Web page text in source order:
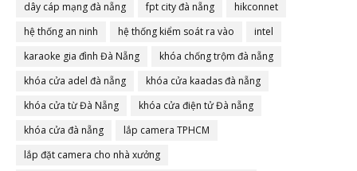
dây cáp mạng đà nẵng
fpt city đà nẵng
hikconnet
hệ thống an ninh
hệ thống kiểm soát ra vào
intel
karaoke gia đình Đà Nẵng
khóa chống trộm đà nẵng
khóa cửa adel đà nẵng
khóa cửa kaadas đà nẵng
khóa cửa từ Đà Nẵng
khóa cửa điện tử Đà nẵng
khóa cửa đà nẵng
lắp camera TPHCM
lắp đặt camera cho nhà xưởng